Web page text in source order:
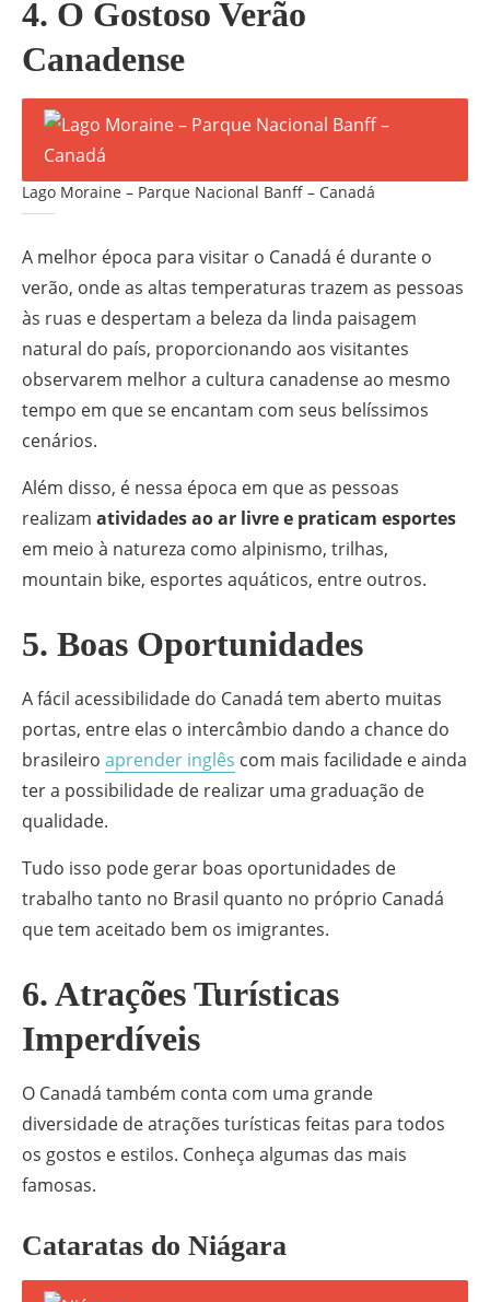
4. O Gostoso Verão
Canadense
Lago Moraine – Parque Nacional Banff – Canadá
A melhor época para visitar o Canadá é durante o
verão, onde as altas temperaturas trazem as pessoas
às ruas e despertam a beleza da linda paisagem
natural do país, proporcionando aos visitantes
observarem melhor a cultura canadense ao mesmo
tempo em que se encantam com seus belíssimos
cenários.
Além disso, é nessa época em que as pessoas
realizam atividades ao ar livre e praticam esportes
em meio à natureza como alpinismo, trilhas,
mountain bike, esportes aquáticos, entre outros.
5. Boas Oportunidades
A fácil acessibilidade do Canadá tem aberto muitas
portas, entre elas o intercâmbio dando a chance do
brasileiro aprender inglês com mais facilidade e ainda
ter a possibilidade de realizar uma graduação de
qualidade.
Tudo isso pode gerar boas oportunidades de
trabalho tanto no Brasil quanto no próprio Canadá
que tem aceitado bem os imigrantes.
6. Atrações Turísticas
Imperdíveis
O Canadá também conta com uma grande
diversidade de atrações turísticas feitas para todos
os gostos e estilos. Conheça algumas das mais
famosas.
Cataratas do Niágara